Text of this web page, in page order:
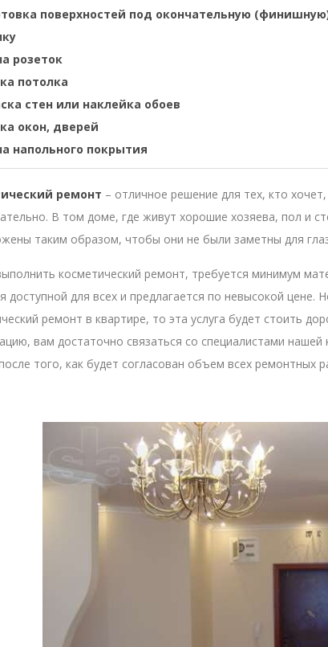
поверхностей под окончательную
розеток
потолка
стен или наклейка обоев
окон, дверей
напольного покрытия
ремонт – отличное решение для тех, кто
В том доме, где живут хорошие хозяева, пол и
таким образом, чтобы они не были заметны для
косметический ремонт, требуется минимум
доступной для всех и предлагается по невысокой цене.
ремонт в квартире, то эта услуга будет стоить
вам достаточно связаться со специалистами
того, как будет согласован объем всех ремонтных